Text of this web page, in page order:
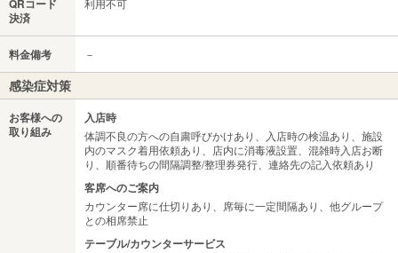
QRコード
決済
利用不可
料金備考 －
感染症対策
お客様への
取り組み
入店時
体調不良の方への自粛呼びかけあり、入店時の検温あり、施設
内のマスク着用依頼あり、店内に消毒液設置、混雑時入店お断
り、順番待ちの間隔調整/整理券発行、連絡先の記入依頼あり
客席へのご案内
カウンター席に仕切りあり、席毎に一定間隔あり、他グループ
との相席禁止
テーブル/カウンターサービス